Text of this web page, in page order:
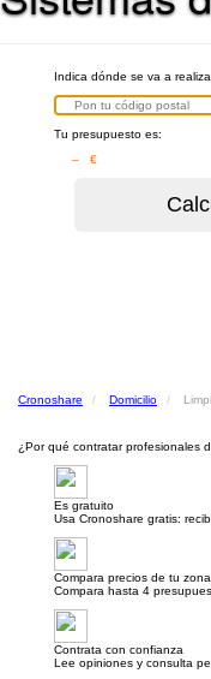
Indica dónde se va a
Tu presupuesto es:
– €
Cronoshare Domicilio
¿Por qué contratar profesionales
Es gratuito
Usa Cronoshare gratis:
Compara precios de tu zona
Compara hasta 4
Contrata con confianza
Lee opiniones y consulta